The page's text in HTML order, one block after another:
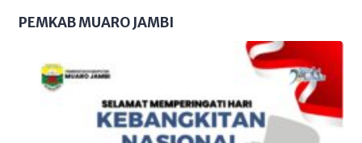
PEMKAB MUARO JAMBI